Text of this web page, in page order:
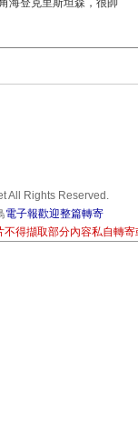
海登克里斯坦森，很帥
All Rights Reserved.
電子報歡迎整篇轉寄
得擷取部分內容私自轉寄